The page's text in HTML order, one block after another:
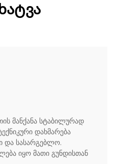
მანქანა სტაბილურად
დახმარება
და სასარგებლო.
იყო მათი გუნდისთან